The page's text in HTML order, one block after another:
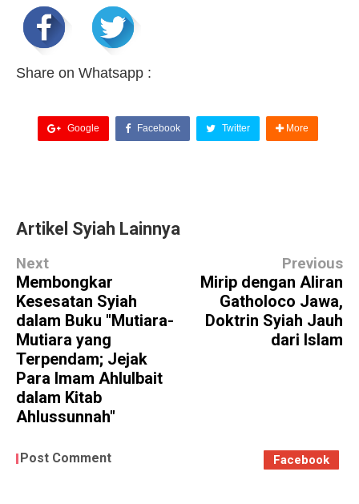
Share on Whatsapp :
Google Facebook Twitter More
Artikel Syiah Lainnya
Next
Membongkar
Kesesatan Syiah
dalam Buku "Mutiara-
Mutiara yang
Terpendam; Jejak
Para Imam Ahlulbait
dalam Kitab
Ahlussunnah"
Previous
Mirip dengan Aliran
Gatholoco Jawa,
Doktrin Syiah Jauh
dari Islam
Post Comment Facebook